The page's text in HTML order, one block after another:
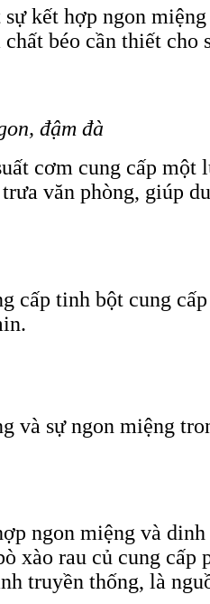
kết hợp ngon
béo cần thiết cho
đậm đà
cơm cung cấp một
văn phòng, giúp
cấp tinh bột cung
và sự ngon miệng
ngon miệng và
xào rau củ cung cấp
truyền thống, là